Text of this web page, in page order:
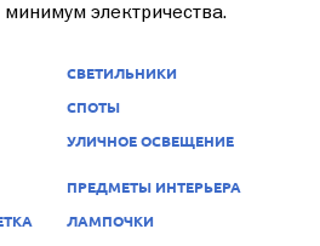
электричества.
СВЕТИЛЬНИКИ
СПОТЫ
УЛИЧНОЕ ОСВЕЩЕНИЕ
ПРЕДМЕТЫ ИНТЕРЬЕРА
ЛАМПОЧКИ